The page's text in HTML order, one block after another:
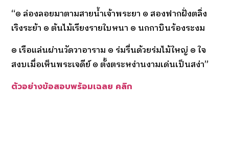
“๏ ล่องลอยมาตามสายน้ำเจ้าพระยา ๏ สองฟากฝั่งตลิ่ง
เริงระย้า ๏ ต้นไม้เรียงรายใบหนา ๏ นกกาบินร้องระงม
๏ เรือแล่นผ่านวัดวาอาราม ๏ ร่มรื่นด้วยร่มไม้ใหญ่ ๏ ใจ
สงบเมื่อเห็นพระเจดีย์ ๏ ตั้งตระหง่านงามเด่นเป็นสง่า”
ตัวอย่างข้อสอบพร้อมเฉลย คลิก